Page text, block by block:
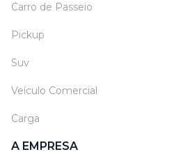
Carro de Passeio
Pickup
Suv
Veículo Comercial
Carga
A EMPRESA